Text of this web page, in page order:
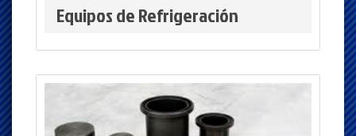
Equipos de Refrigeración